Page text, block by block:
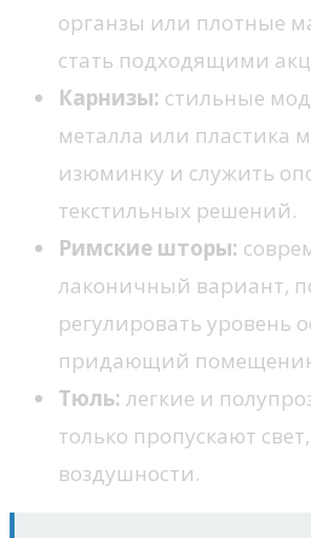
органзы или плотные
стать подходящими
Карнизы: стильные
металла или пластика
изюминку и служить
текстильных решений.
Римские шторы:
лаконичный вариант,
регулировать уровень
придающий
Тюль: легкие и
только пропускают
воздушности.